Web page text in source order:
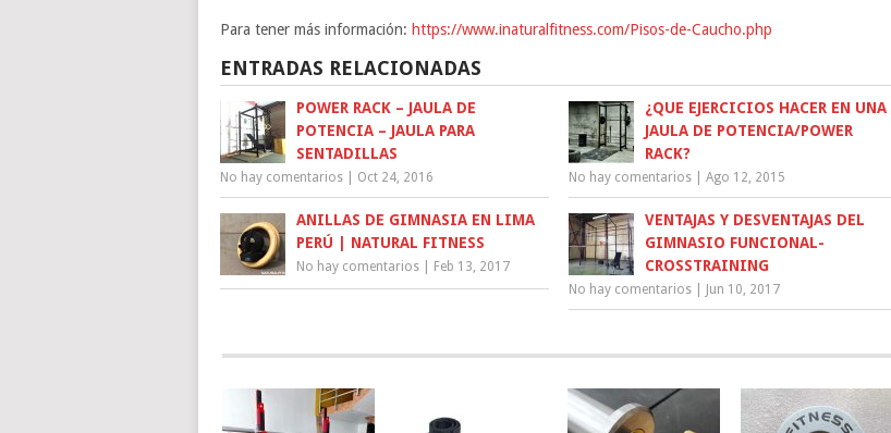
Para tener más información: https://www.inaturalfitness.com/Pisos-de-Caucho.php
ENTRADAS RELACIONADAS
POWER RACK – JAULA DE
POTENCIA – JAULA PARA
SENTADILLAS
No hay comentarios Oct 24, 2016
¿QUE EJERCICIOS HACER EN UNA
JAULA DE POTENCIA/POWER
RACK?
No hay comentarios |Ago 12, 2015
ANILLAS DE GIMNASIA EN LIMA
PERÚ | NATURAL FITNESS
No hay comentarios Feb 13, 2017
VENTAJAS Y DESVENTAJAS DEL
GIMNASIO FUNCIONAL-
CROSSTRAINING
No hay comentarios Jun 10, 2017